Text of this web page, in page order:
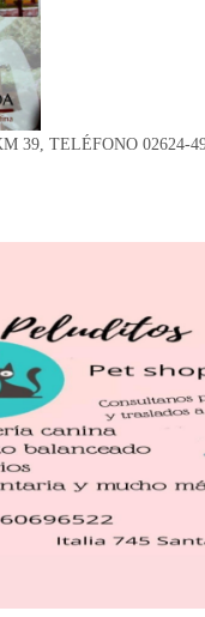
39, TELÉFONO 02624-